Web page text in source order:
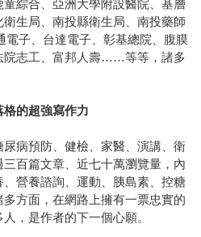
綜合、亞洲大學附設醫院、基層
生局、南投縣衛生局、南投藥師
電子、台達電子、彰基總院、腹膜
院志工、富邦人壽……等等，諸多
的超強寫作力
病預防、健檢、家醫、演講、衛
百篇文章、近七十萬瀏覽量，內
營養諮詢、運動、胰島素、控糖
方面，在網路上擁有一票忠實的
，是作者的下一個心願。